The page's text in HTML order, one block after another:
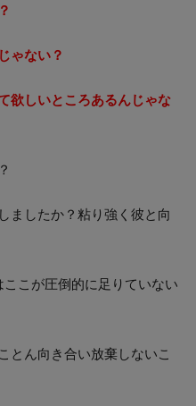
ゃない？
欲しいところあるんじゃな
ましたか？粘り強く彼と向
こが圧倒的に足りていない
とん向き合い放棄しないこ